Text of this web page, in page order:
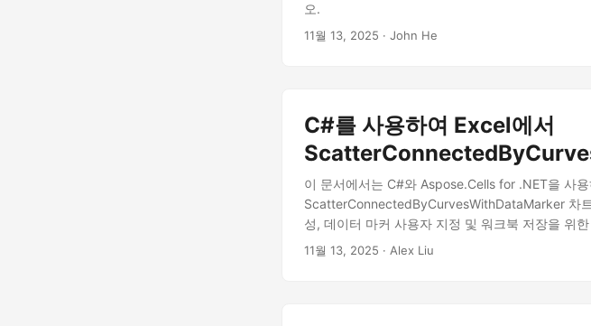
오.
11월 13, 2025 · John He
C#를 사용하여 Excel에서
이 문서에서는 C#와 Aspose.Cells for .NET을 사
ScatterConnectedByCurvesWithDataMarker 차
성, 데이터 마커 사용자 지정 및 워크북 저장을 위
11월 13, 2025 · Alex Liu